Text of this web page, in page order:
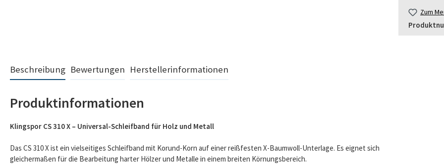
Zum
Beschreibung Bewertungen Herstellerinformationen
Produktinformationen
Klingspor CS 310 X – Universal-Schleifband für Holz und Metall
Das CS 310 X ist ein vielseitiges Schleifband mit Korund-Korn auf einer reißfesten X-Baumwoll-Unterlage. Es eignet sich
gleichermaßen für die Bearbeitung harter Hölzer und Metalle in einem breiten Körnungsbereich.